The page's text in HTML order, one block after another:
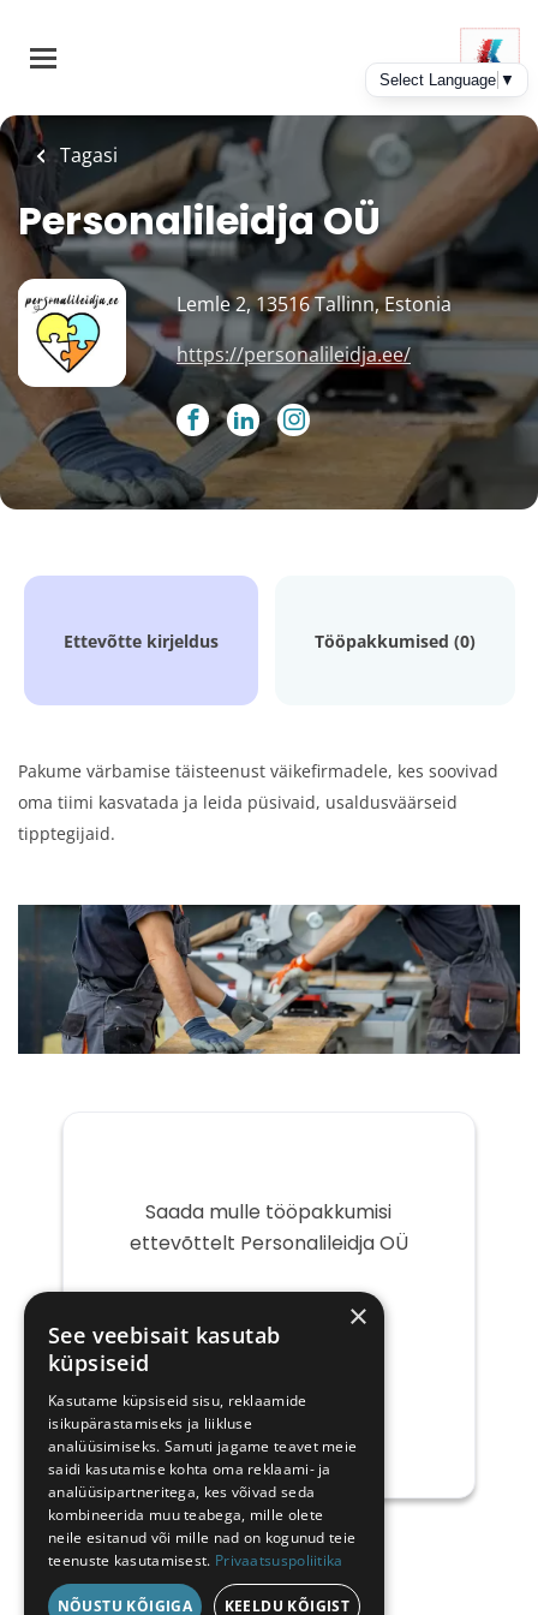
main
Tagasi
Personalileidja OÜ
Lemle 2, 13516 Tallinn, Estonia
https://personalileidja.ee/
Ettevõtte kirjeldus Tööpakkumised (0)
Pakume värbamise täisteenust väikefirmadele, kes soovivad
oma tiimi kasvatada ja leida püsivaid, usaldusväärseid
tipptegijaid.
Saada mulle tööpakkumisi
ettevõttelt Personalileidja OÜ
post
×
See veebisait kasutab
küpsiseid
Kasutame küpsiseid sisu, reklaamide
isikupärastamiseks ja liikluse
analüüsimiseks. Samuti jagame teavet meie
saidi kasutamise kohta oma reklaami- ja
analüüsipartneritega, kes võivad seda
kombineerida muu teabega, mille olete
neile esitanud või mille nad on kogunud teie
teenuste kasutamisest. Privaatsuspoliitika
NÕUSTU KÕIGIGA KEELDU KÕIGIST